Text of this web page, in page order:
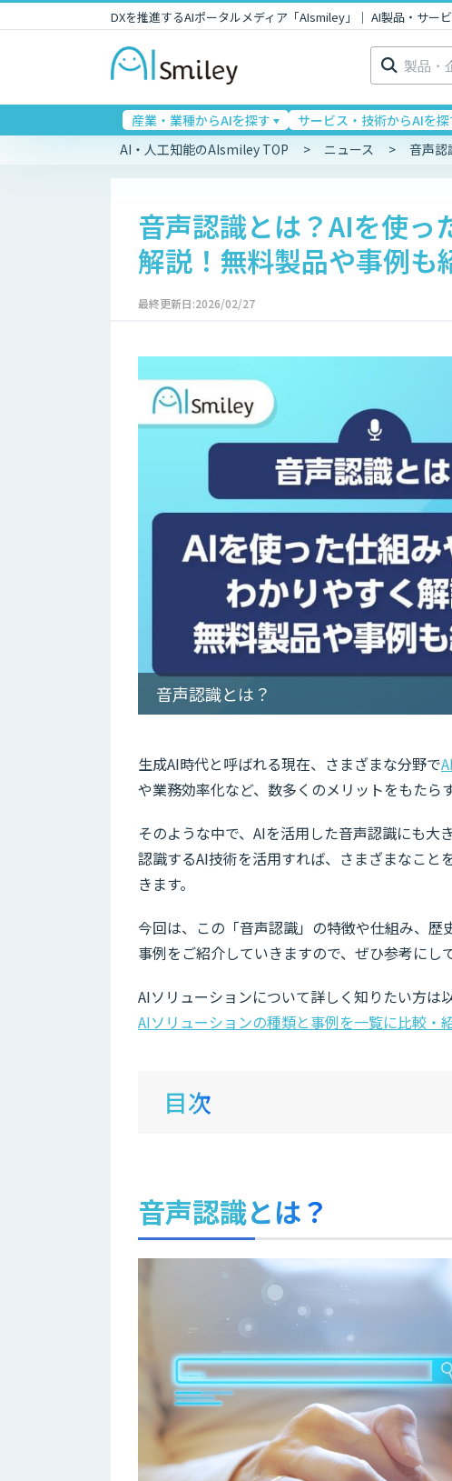
DXを推進するAIポータルメディア「AIsmiley」｜ AI製品・サー
検
索:
産業・業種からAIを探す サービス・技術からAIを探
AI・人工知能のAIsmiley TOP ニュース 音声認
音声認識とは？AIを使っ
解説！無料製品や事例も
最終更新日:2026/02/27
音声認識とは？
生成AI時代と呼ばれる現在、さまざまな分野で
や業務効率化など、数多くのメリットをもたら
そのような中で、AIを活用した音声認識にも大
認識するAI技術を活用すれば、さまざまなこと
きます。
今回は、この「音声認識」の特徴や仕組み、
事例をご紹介していきますので、ぜひ参考にし
AIソリューションについて詳しく知りたい方は
AIソリューションの種類と事例を一覧に比較・
目次
音声認識とは？